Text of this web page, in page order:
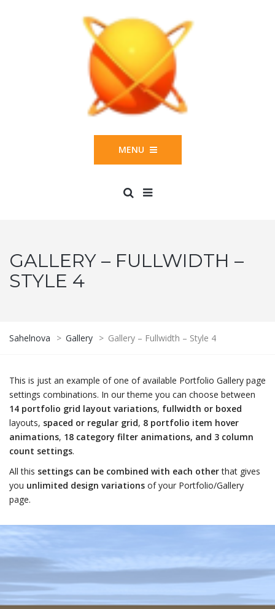
MENU
GALLERY – FULLWIDTH –
STYLE 4
Sahelnova > Gallery > Gallery – Fullwidth – Style 4
This is just an example of one of available Portfolio Gallery page
settings combinations. In our theme you can choose between
14 portfolio grid layout variations, fullwidth or boxed
layouts, spaced or regular grid, 8 portfolio item hover
animations, 18 category filter animations, and 3 column
count settings.
All this settings can be combined with each otherthat gives
you unlimited design variations of your Portfolio/Gallery
page.